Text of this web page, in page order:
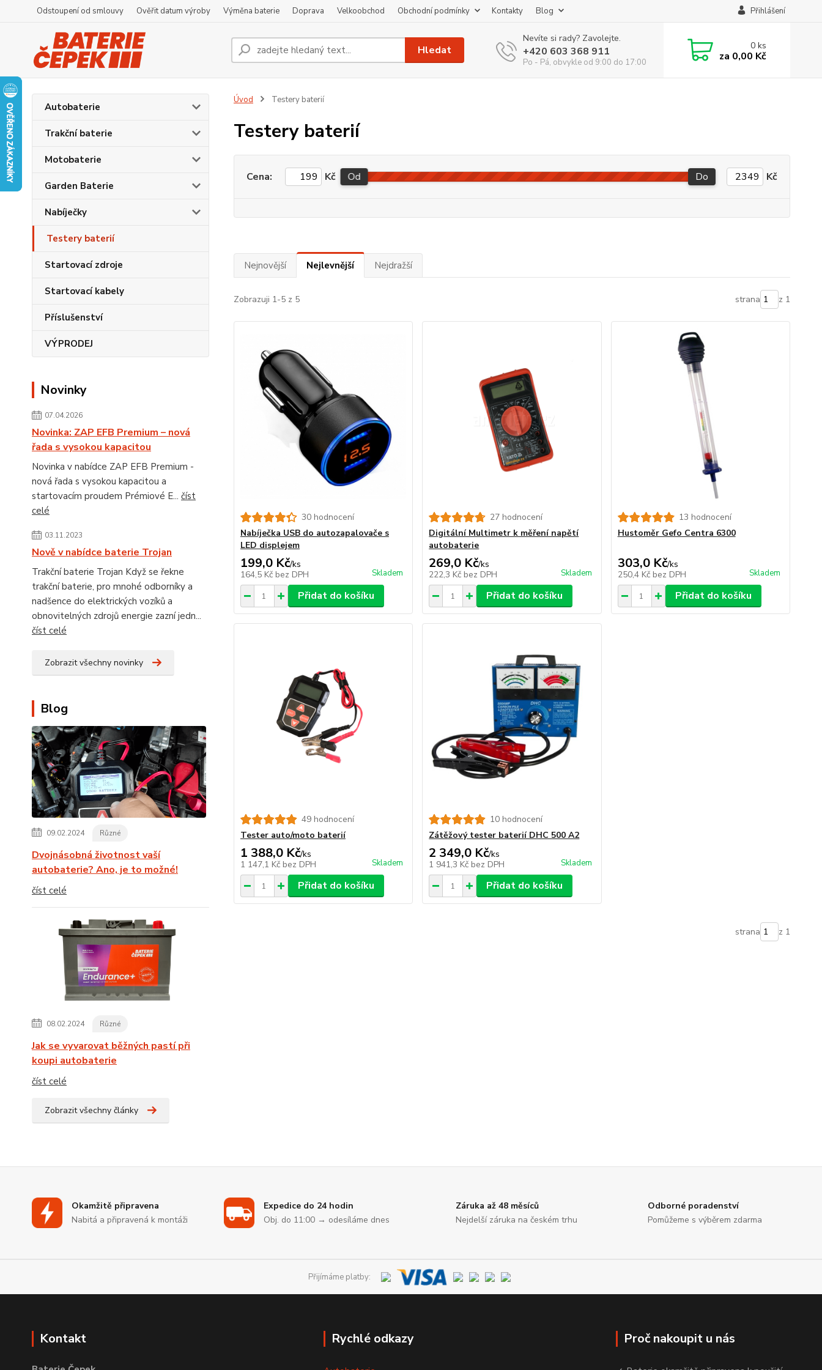
Odstoupení od smlouvy Ověřit datum výroby Výměna baterie Doprava Velkoobchod Obchodní podmínky Kontakty Blog Přihlášení
Hledat
Nevíte si rady? Zavolejte.
+420 603 368 911
Po - Pá, obvykle od 9:00 do 17:00
0ks
za 0,00 Kč
Autobaterie
Trakční baterie
Motobaterie
Garden Baterie
Nabíječky
Testery baterií
Startovací zdroje
Startovací kabely
Příslušenství
VÝPRODEJ
Novinky
07.04.2026
Novinka: ZAP EFB Premium – nová
řada s vysokou kapacitou
Novinka v nabídce ZAP EFB Premium -
nová řada s vysokou kapacitou a
startovacím proudem Prémiové E... číst
celé
03.11.2023
Nově v nabídce baterie Trojan
Trakční baterie Trojan Když se řekne
trakční baterie, pro mnohé odborníky a
nadšence do elektrických vozíků a
obnovitelných zdrojů energie zazní jedn...
číst celé
Zobrazit všechny novinky
Blog
09.02.2024 Různé
Dvojnásobná životnost vaší
autobaterie? Ano, je to možné!
číst celé
08.02.2024 Různé
Jak se vyvarovat běžných pastí při
koupi autobaterie
číst celé
Zobrazit všechny články
Úvod Testery baterií
Testery baterií
Cena: Kč Od Do Kč
Nejnovější Nejlevnější Nejdražší
Zobrazuji 1-5 z 5 strana z 1
30 hodnocení
Nabíječka USB do autozapalovače s
LED displejem
199,0 Kč/ks
164,5 Kč bez DPH Skladem
Přidat do košíku
27 hodnocení
Digitální Multimetr k měření napětí
autobaterie
269,0 Kč/ks
222,3 Kč bez DPH Skladem
Přidat do košíku
13 hodnocení
Hustoměr Gefo Centra 6300
303,0 Kč/ks
250,4 Kč bez DPH Skladem
Přidat do košíku
49 hodnocení
Tester auto/moto baterií
1 388,0 Kč/ks
1 147,1 Kč bez DPH Skladem
Přidat do košíku
10 hodnocení
Zátěžový tester baterií DHC 500 A2
2 349,0 Kč/ks
1 941,3 Kč bez DPH Skladem
Přidat do košíku
strana z 1
Okamžitě připravena
Nabitá a připravená k montáži
Expedice do 24 hodin
Obj. do 11:00 → odesíláme dnes
Záruka až 48 měsíců
Nejdelší záruka na českém trhu
Odborné poradenství
Pomůžeme s výběrem zdarma
Přijímáme platby:
Kontakt Rychlé odkazy Proč nakoupit u nás